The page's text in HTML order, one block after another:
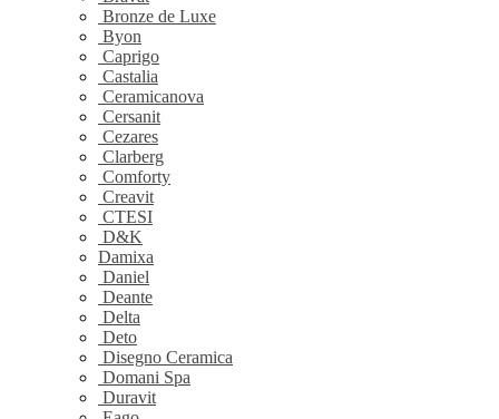
Bronze de Luxe
Byon
Caprigo
Castalia
Ceramicanova
Cersanit
Cezares
Clarberg
Comforty
Creavit
CTESI
D&K
Damixa
Daniel
Deante
Delta
Deto
Disegno Ceramica
Domani Spa
Duravit